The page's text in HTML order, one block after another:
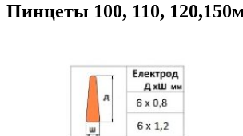
Пинцеты 100, 110,